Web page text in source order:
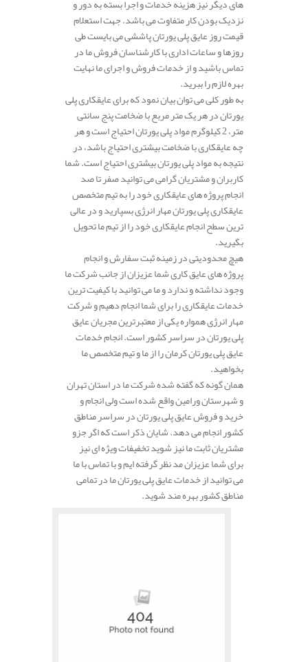
های دیگر نیز هزینه خدمات و اجرا بسته به دور و
نزدیک بودن کار متفاوت می باشد. جهت استعلام
قیمت روز عایق پلی یورتان پاششی می بایست طی
روزها و ساعات اداری با کارشناسان فروش ما در
تماس باشید و از خدمات فروش و اجرای ما نهایت
بهره لازم را ببرید.
به طور کلی می توان بیان نمود که برای عایقکاری پلی
یورتان در هر یک متر مربع با ضخامت پنج سانتی
متر، 2 کیلوگرم مواد پلی یورتان احتیاج است و هر
چه عایقکاری با ضخامت بیشتری احتیاج باشد، در
نتیجه به مواد پلی یورتان بیشتری احتیاج است. شما
کاربران و مشتریان گرامی می توانید صفر تا صد
انجام پروژه های عایقکاری خود را به تیم متخصص
عایقکاری پلی یورتان مهار انرژی بسپارید و در عالی
ترین سطح انجام عایقکاری خود را از تیم ما تحویل
بگیرید.
هیچ محدودیتی در زمینه ثبت سفارش و انجام
پروژه های عایق کاری شما عزیزان از جانب شرکت ما
وجود نداشته و ندارد و ما می توانید با کیفیت ترین
خدمات عایقکاری را برای شما انجام دهیم و شرکت
مهار انرژی همواره یکی از معتبرترین مجریان عایق
پلی یورتان در سراسر کشور است. انجام خدمات
عایق پلی یورتان کرمان را از ما و تیم متخصص ما
بخواهید.
همان گونه که گفته شده شرکت ما در استان تهران
و شهرستان ورامین واقع شده است ولی انجام و
خرید و فروش عایق پلی یورتان در سراسر مناطق
کشور انجام می دهد. شایان ذکر است که اگر جزو
مشتریان ثابت ما نیز شوید تخفیفات ویژه ای نیز
برای شما عزیزان مد نظر گرفته ایم و با تماس با ما
می توانید از خدمات عایق پلی یورتان ما در تمامی
مناطق کشور بهره مند شوید.